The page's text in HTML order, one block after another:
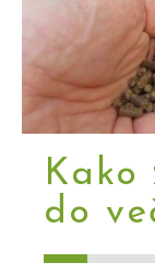
Kako
do